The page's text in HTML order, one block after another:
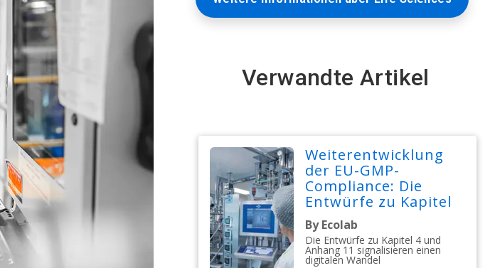
Verwandte Artikel
Weiterentwicklung
der EU-GMP-
Compliance: Die
Entwürfe zu Kapitel
4 und Anhang 11
signalisieren einen
digitalen Wandel
By Ecolab
Die Entwürfe zu Kapitel 4 und
Anhang 11 signalisieren einen
digitalen Wandel